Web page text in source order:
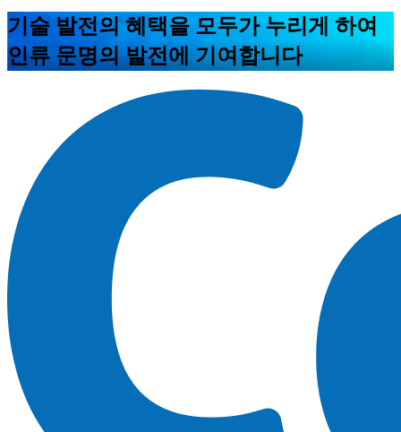
기술 발전의 혜택을 모두가 누리게 하여
인류 문명의 발전에 기여합니다